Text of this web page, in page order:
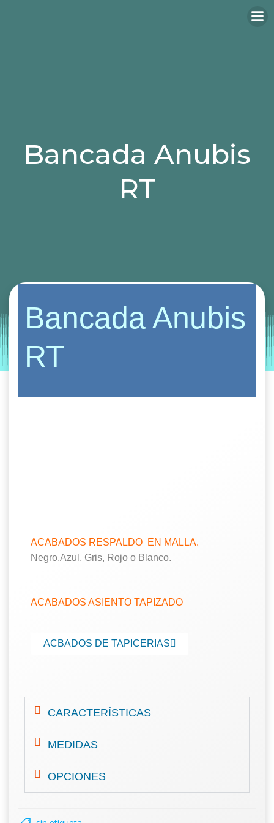
Bancada Anubis
RT
Entorno | on octubre 14, 2019
Bancada Anubis
RT
ACABADOS RESPALDO EN MALLA.
Negro,Azul, Gris, Rojo o Blanco.
ACABADOS ASIENTO TAPIZADO
ACBADOS DE TAPICERIAS
CARACTERÍSTICAS
MEDIDAS
OPCIONES